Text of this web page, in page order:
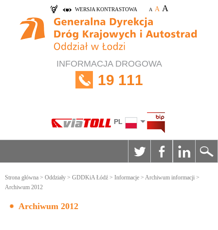
WERSJA KONTRASTOWA A A A
INFORMACJA DROGOWA
19 111
PL
Strona główna > Oddziały > GDDKiA Łódź > Informacje > Archiwum informacji >
Archiwum 2012
Archiwum 2012